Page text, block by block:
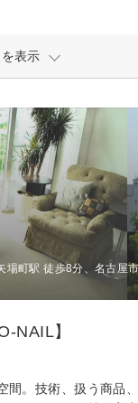
表示
場町駅 徒歩8分、名古屋
NAIL】
。技術、扱う商品